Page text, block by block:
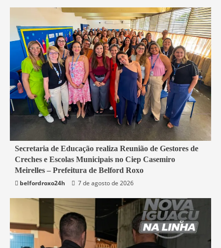
4 min read
Belford Roxo
Secretaria de Educação realiza Reunião de Gestores de
Creches e Escolas Municipais no Ciep Casemiro
Meirelles – Prefeitura de Belford Roxo
belfordroxo24h
7 de agosto de 2026